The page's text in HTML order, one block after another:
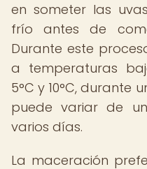
en someter las
frío antes de
Durante este
a temperaturas
5°C y 10°C, durante
puede variar de
varios días.
La maceración